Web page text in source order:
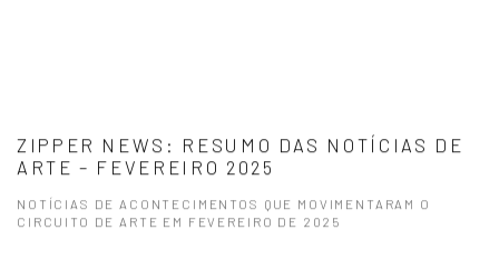
ZIPPER NEWS: RESUMO DAS NOTÍCIAS DE
ARTE – FEVEREIRO 2025
NOTÍCIAS DE ACONTECIMENTOS QUE MOVIMENTARAM O
CIRCUITO DE ARTE EM FEVEREIRO DE 2025